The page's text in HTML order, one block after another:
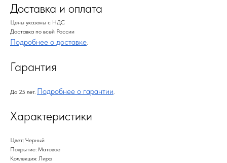
Доставка и оплата
Цены указаны с НДС
Доставка по всей России
Подробнее о доставке.
Гарантия
До 25 лет. Подробнее о гарантии.
Характеристики
Цвет: Черный
Покрытие: Матовое
Коллекция: Лира